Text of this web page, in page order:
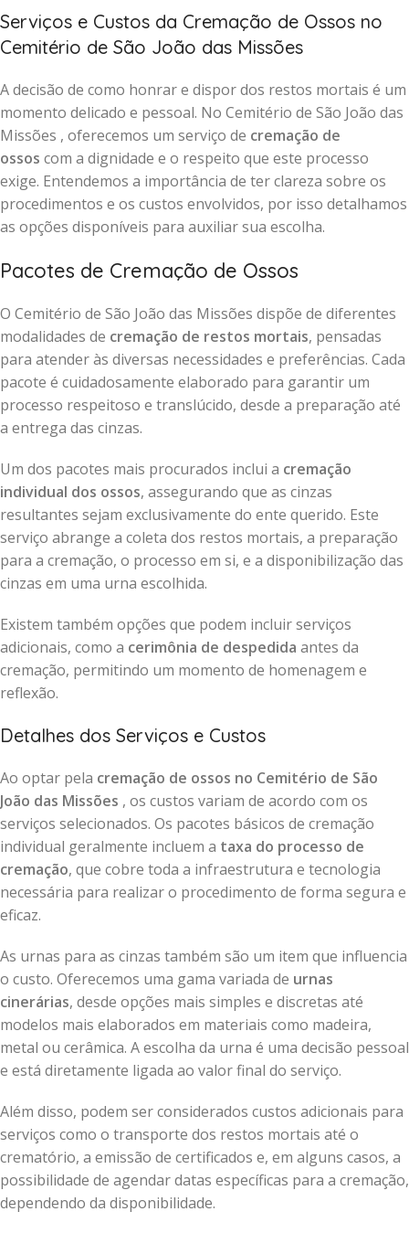
Serviços e Custos da Cremação de Ossos no
Cemitério de São João das Missões
A decisão de como honrar e dispor dos restos mortais é um
momento delicado e pessoal. No Cemitério de São João das
Missões , oferecemos um serviço de cremação de
ossos com a dignidade e o respeito que este processo
exige. Entendemos a importância de ter clareza sobre os
procedimentos e os custos envolvidos, por isso detalhamos
as opções disponíveis para auxiliar sua escolha.
Pacotes de Cremação de Ossos
O Cemitério de São João das Missões dispõe de diferentes
modalidades de cremação de restos mortais, pensadas
para atender às diversas necessidades e preferências. Cada
pacote é cuidadosamente elaborado para garantir um
processo respeitoso e translúcido, desde a preparação até
a entrega das cinzas.
Um dos pacotes mais procurados inclui a cremação
individual dos ossos, assegurando que as cinzas
resultantes sejam exclusivamente do ente querido. Este
serviço abrange a coleta dos restos mortais, a preparação
para a cremação, o processo em si, e a disponibilização das
cinzas em uma urna escolhida.
Existem também opções que podem incluir serviços
adicionais, como a cerimônia de despedida antes da
cremação, permitindo um momento de homenagem e
reflexão.
Detalhes dos Serviços e Custos
Ao optar pela cremação de ossos no Cemitério de São
João das Missões , os custos variam de acordo com os
serviços selecionados. Os pacotes básicos de cremação
individual geralmente incluem a taxa do processo de
cremação, que cobre toda a infraestrutura e tecnologia
necessária para realizar o procedimento de forma segura e
eficaz.
As urnas para as cinzas também são um item que influencia
o custo. Oferecemos uma gama variada de urnas
cinerárias, desde opções mais simples e discretas até
modelos mais elaborados em materiais como madeira,
metal ou cerâmica. A escolha da urna é uma decisão pessoal
e está diretamente ligada ao valor final do serviço.
Além disso, podem ser considerados custos adicionais para
serviços como o transporte dos restos mortais até o
crematório, a emissão de certificados e, em alguns casos, a
possibilidade de agendar datas específicas para a cremação,
dependendo da disponibilidade.